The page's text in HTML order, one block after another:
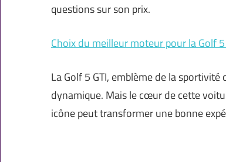
questions sur son prix.
Choix du meilleur moteur pour la Golf 5
La Golf 5 GTI, emblème de la
dynamique. Mais le cœur de cette
icône peut transformer une bonne